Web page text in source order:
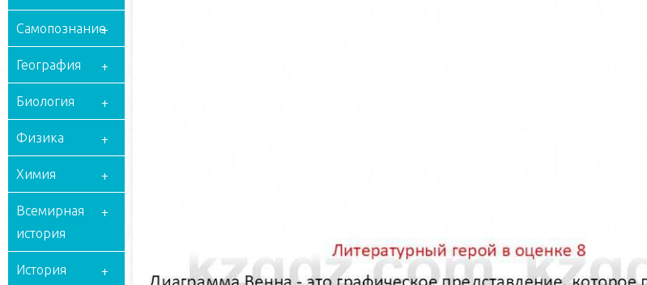
Самопознание
География
Биология
Физика
Химия
Всемирная
история
История